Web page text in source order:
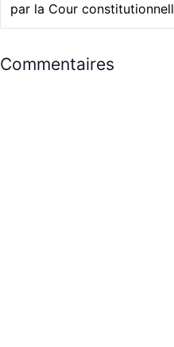
par la Cour
Commentaires